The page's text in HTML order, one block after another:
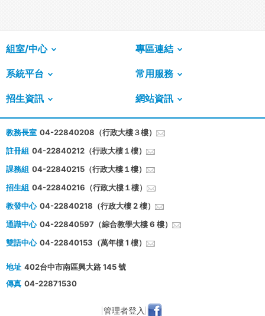
組室/中心 專區連結
系統平台 常用服務
招生資訊 網站資訊
教務長室 04-22840208（行政大樓３樓）
註冊組 04-22840212（行政大樓１樓）
課務組 04-22840215（行政大樓１樓）
招生組 04-22840216（行政大樓１樓）
教發中心 04-22840218（行政大樓 2 樓）
通識中心 04-22840597（綜合教學大樓 6 樓）
雙語中心 04-22840153（萬年樓 1 樓）
地址 402台中市南區興大路 145 號
傳真 04-22871530
管理者登入